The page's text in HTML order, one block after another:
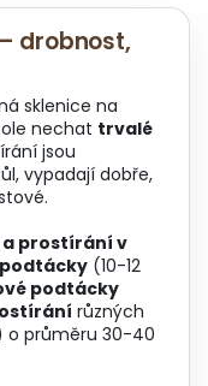
drobnost,
sklenice na
nechat trvalé
jsou
vypadají dobře,
prostírání v
(10-12
podtácky
různých
o průměru 30-40